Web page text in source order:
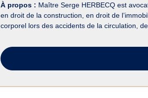
À propos : Maître Serge HERBECQ est
en droit de la construction, en droit de
corporel lors des accidents de la circulation,